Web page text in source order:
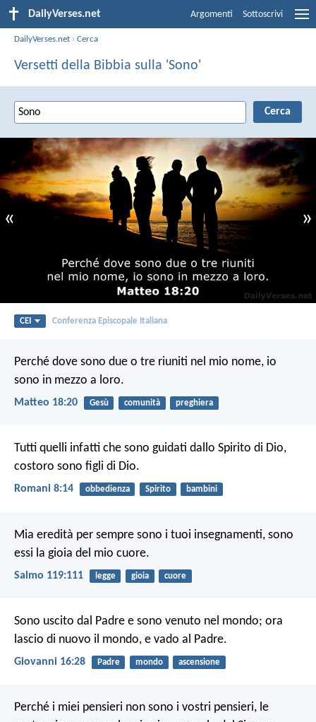
DailyVerses.net Argomenti Sottoscrivi
DailyVerses.net ›Cerca
Versetti della Bibbia sulla 'Sono'
« »
CEI Conferenza Episcopale Italiana
Perché dove sono due o tre riuniti nel mio nome, io
sono in mezzo a loro.
Matteo 18:20 Gesù comunità preghiera
Tutti quelli infatti che sono guidati dallo Spirito di Dio,
costoro sono figli di Dio.
Romani 8:14 obbedienza Spirito bambini
Mia eredità per sempre sono i tuoi insegnamenti, sono
essi la gioia del mio cuore.
Salmo 119:111 legge gioia cuore
Sono uscito dal Padre e sono venuto nel mondo; ora
lascio di nuovo il mondo, e vado al Padre.
Giovanni 16:28 Padre mondo ascensione
Perché i miei pensieri non sono i vostri pensieri, le